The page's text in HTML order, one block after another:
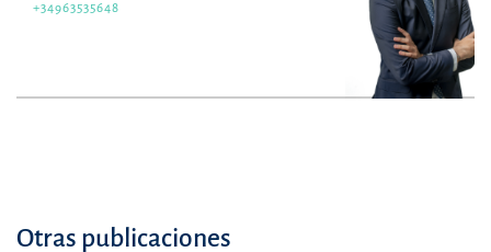
+34963535648
Otras publicaciones